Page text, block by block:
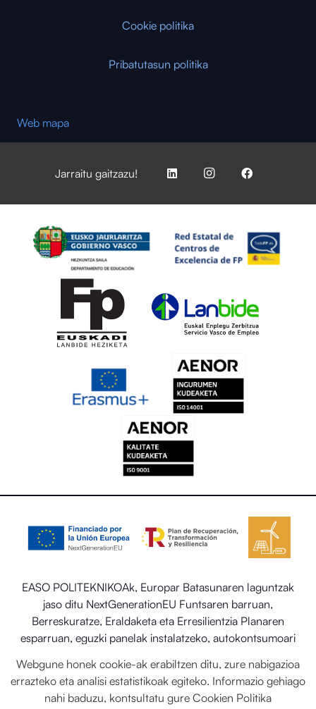
Cookie politika
Pribatutasun politika
Web mapa
Jarraitu gaitzazu!
EASO POLITEKNIKOAk, Europar Batasunaren laguntzak
jaso ditu NextGenerationEU Funtsaren barruan,
Berreskuratze, Eraldaketa eta Erresilientzia Planaren
esparruan, eguzki panelak instalatzeko, autokontsumoari
berriztagarriekin, baita ere Trantsizio Ekologikorako eta
Erronka Demografikorako Ministerioaren egoitza-
sektorearen sistema termiko berriztagarriak ezartzea.
Webgune honek cookie-ak erabiltzen ditu, zure nabigazioa
errazteko eta analisi estatistikoak egiteko. Informazio gehiago
nahi baduzu, kontsultatu gure Cookien Politika